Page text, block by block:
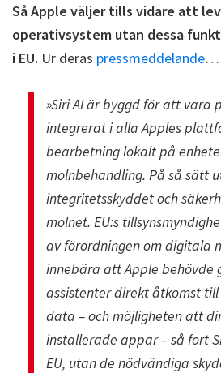
Så Apple väljer tills vidare att
operativsystem utan dessa
i EU. Ur deras pressmeddelande…
»Siri AI är byggd för att vara
integrerat i alla Apples
bearbetning lokalt på
molnbehandling. På så sätt
integritetsskyddet och
molnet. EU:s
av förordningen om digitala
innebära att Apple behövde
assistenter direkt åtkomst
data – och möjligheten att
installerade appar – så fort
EU, utan de nödvändiga